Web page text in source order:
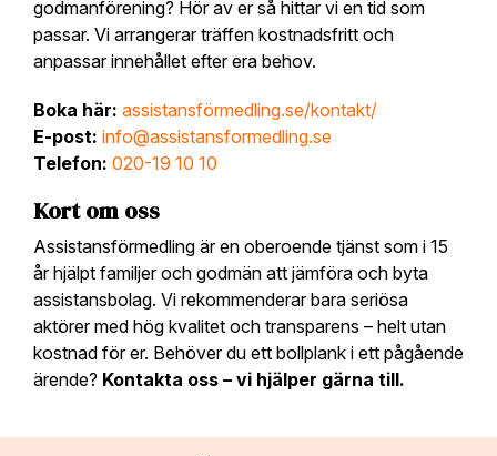
godmanförening? Hör av er så hittar vi en tid som
passar. Vi arrangerar träffen kostnadsfritt och
anpassar innehållet efter era behov.
Boka här: assistansförmedling.se/kontakt/
E-post: info@assistansformedling.se
Telefon: 020-19 10 10
Kort om oss
Assistansförmedling är en oberoende tjänst som i 15
år hjälpt familjer och godmän att jämföra och byta
assistansbolag. Vi rekommenderar bara seriösa
aktörer med hög kvalitet och transparens – helt utan
kostnad för er. Behöver du ett bollplank i ett pågående
ärende? Kontakta oss – vi hjälper gärna till.